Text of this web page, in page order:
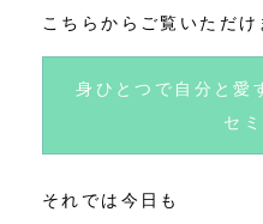
こちらからご覧いただけ
身ひとつで自分と愛
セ
それでは今日も